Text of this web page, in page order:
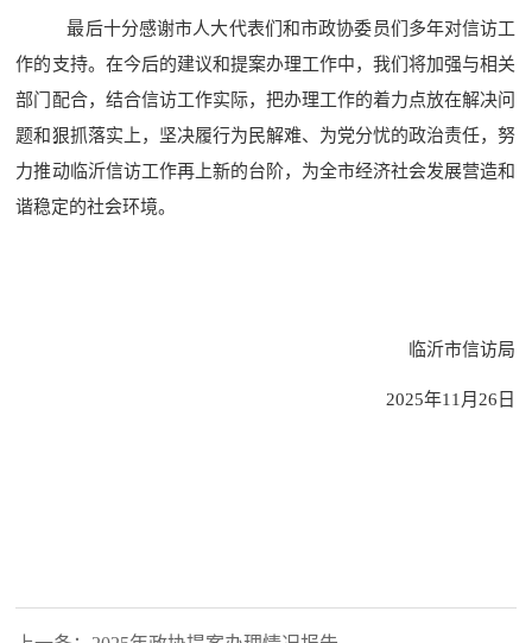
最后十分感谢市人大代表们和市政协委员们多年对信访工
作的支持。 在今后的建议和提案办理工作中，我们将加强与相关
部门配合，结合信访工作实际，把办理工作的着力点放在解决问
题和狠抓落实上， 坚决履行为民解难、为党分忧的政治责任，努
力推动临沂信访工作再上新的台阶，为全市经济社会发展营造和
谐稳定的社会环境。
临沂市信访局
2025年11 月 26 日